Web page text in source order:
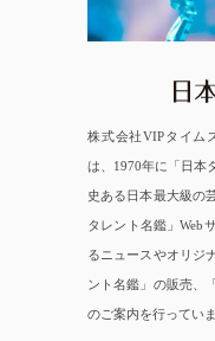
株式会社VIPタイム
は、1970年に「日本
史ある日本最大級の
タレント名鑑」Web
るニュースやオリジ
ント名鑑」の販売、
のご案内を行っていま